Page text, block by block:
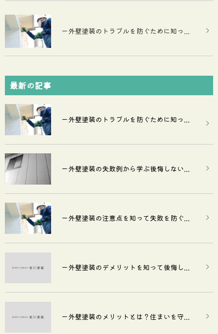
ー外壁塗装のトラブルを防ぐために知っ...
最新の記事
ー外壁塗装のトラブルを防ぐために知っ...
ー外壁塗装の失敗例から学ぶ後悔しない...
ー外壁塗装の注意点を知って失敗を防ぐ...
ー外壁塗装のデメリットを知って後悔し...
ー外壁塗装のメリットとは？住まいを守...